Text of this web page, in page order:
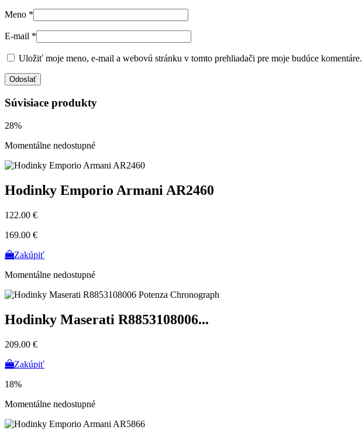
Meno *
E-mail *
Uložiť moje meno, e-mail a webovú stránku v tomto prehliadači pre moje budúce komentáre.
Súvisiace produkty
28%
Momentálne nedostupné
Hodinky Emporio Armani AR2460
122.00 €
169.00 €
Zakúpiť
Momentálne nedostupné
Hodinky Maserati R8853108006...
209.00 €
Zakúpiť
18%
Momentálne nedostupné